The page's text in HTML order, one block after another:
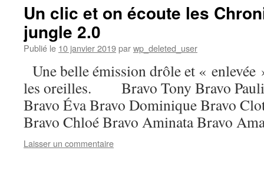
Un clic et on écoute les
jungle 2.0
Publié le 10 janvier 2019parwp_deleted_user
Une belle émission drôle et « enlevée
les oreilles. Bravo Tony Bravo
Bravo Éva Bravo Dominique Bravo
Bravo Chloé Bravo Aminata Bravo
Laisser un commentaire